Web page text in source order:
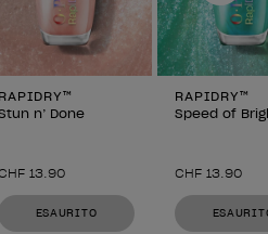
RAPIDRY™
n’ Done
13.90
ESAURITO
RAPIDRY™
Speed of
CHF 13.90